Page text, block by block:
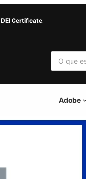
DEI Certificate.
P
s
u
p
Adobe